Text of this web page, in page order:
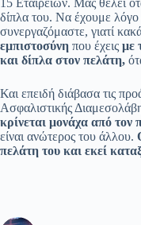
δίπλα του. Να έχουμε λόγο
συνεργαζόμαστε, γιατί
εμπιστοσύνη που έχεις με
και δίπλα στον πελάτη,
Και επειδή διάβασα τις
Ασφαλιστικής
κρίνεται μονάχα από
είναι ανώτερος του άλλου.
πελάτη του και εκεί